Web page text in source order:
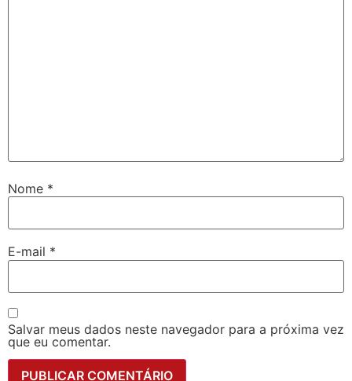
Nome *
E-mail *
Salvar meus dados neste navegador para a próxima vez
que eu comentar.